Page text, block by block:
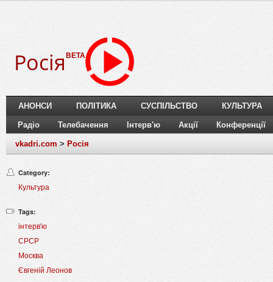
Росія BETA
АНОНСИ ПОЛІТИКА СУСПІЛЬСТВО КУЛЬТУРА
Радіо Телебачення Інтерв'ю Акції Конференції
vkadri.com > Росія
Category:
Культура
Tags:
інтерв'ю
СРСР
Москва
Євгеній Леонов